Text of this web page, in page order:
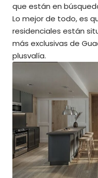
que están en
Lo mejor de todo, es
residenciales están
más exclusivas de
plusvalía.